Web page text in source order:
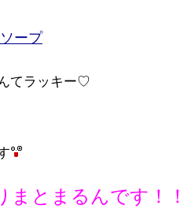
ープ
てラッキー♡
とまるんです！！